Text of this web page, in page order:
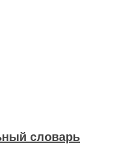
словарь